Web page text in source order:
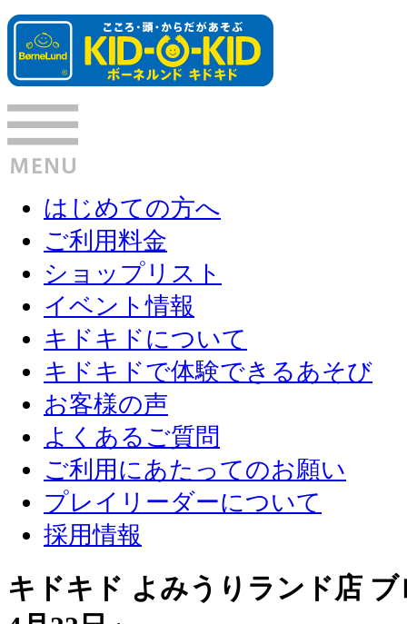
はじめての方へ
ご利用料金
ショップリスト
イベント情報
キドキドについて
キドキドで体験できるあそび
お客様の声
よくあるご質問
ご利用にあたってのお願い
プレイリーダーについて
採用情報
キドキド よみうりランド店